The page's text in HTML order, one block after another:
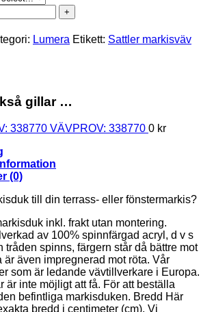
Lumera Etikett: Sattler markisväv
gillar …
VÄVPROV: 338770 0 kr
(0)
till din terrass- eller fönstermarkis?
inkl. frakt utan montering.
av 100% spinnfärgad acryl, d v s
tråden spinns, färgern står då bättre mot
är även impregnerad mot röta. Vår
som är ledande vävtillverkare i Europa.
är inte möjligt att få. För att beställa
befintliga markisduken. Bredd Här
bredd i centimeter (cm). Vi